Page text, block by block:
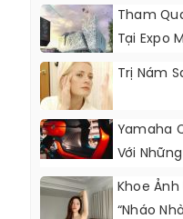
Tham
Tại Expo
Trị Nám
Yamaha
Với
Khoe Ảnh
“nháo